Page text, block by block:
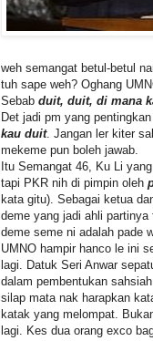
weh semangat betul-betul
tuh sape weh? Oghang
Sebab duit, duit, di mana
Det jadi pm yang
kau duit. Jangan ler kiter
mekeme pun boleh jawab.
Itu Semangat 46, Ku Li
tapi PKR nih di pimpin oleh
kata gitu). Sebagai ketua
deme yang jadi ahli
deme seme ni adalah pade
UMNO hampir hanco le ini
lagi. Datuk Seri Anwar
dalam pembentukan
silap mata nak harapkan
katak yang melompat.
lagi. Kes dua orang exco